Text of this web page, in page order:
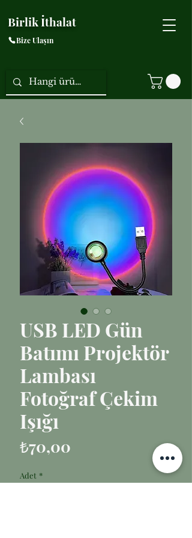
Birlik İthalat
Bize Ulaşın
USB LED Gün
Batımı Projektör
Lambası
Fotoğraf Çekim
Işığı
₺70,00
Adet *